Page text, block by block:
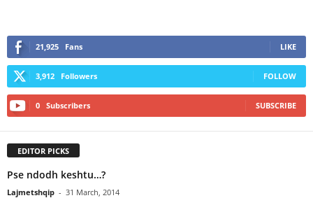
21,925 Fans LIKE
3,912 Followers FOLLOW
0 Subscribers SUBSCRIBE
EDITOR PICKS
Pse ndodh keshtu…?
Lajmetshqip - 31 March, 2014